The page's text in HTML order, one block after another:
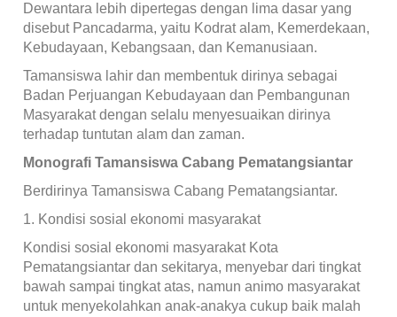
Dewantara lebih dipertegas dengan lima dasar yang
disebut Pancadarma, yaitu Kodrat alam, Kemerdekaan,
Kebudayaan, Kebangsaan, dan Kemanusiaan.
Tamansiswa lahir dan membentuk dirinya sebagai
Badan Perjuangan Kebudayaan dan Pembangunan
Masyarakat dengan selalu menyesuaikan dirinya
terhadap tuntutan alam dan zaman.
Monografi Tamansiswa Cabang Pematangsiantar
Berdirinya Tamansiswa Cabang Pematangsiantar.
1. Kondisi sosial ekonomi masyarakat
Kondisi sosial ekonomi masyarakat Kota
Pematangsiantar dan sekitarya, menyebar dari tingkat
bawah sampai tingkat atas, namun animo masyarakat
untuk menyekolahkan anak-anakya cukup baik malah